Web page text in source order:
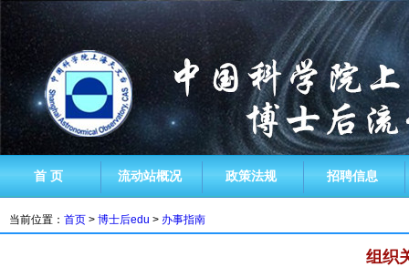
首 页 流动站概况 政策法规 招聘信息
当前位置： 首页 > 博士后edu > 办事指南
组织